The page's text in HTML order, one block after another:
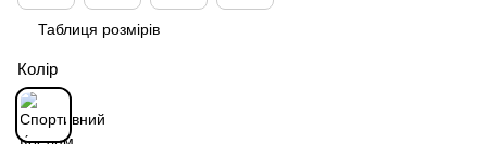
Таблиця розмірів
Колір